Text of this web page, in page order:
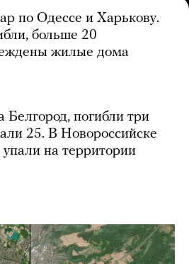
по Одессе и Харькову.
больше 20
жилые дома
Белгород, погибли три
25. В Новороссийске
на территории